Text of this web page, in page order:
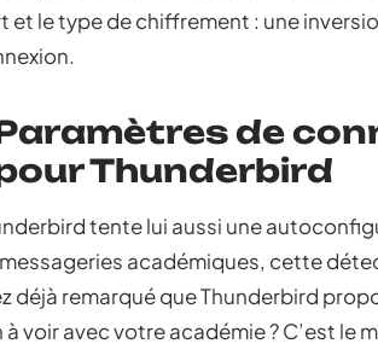
et le type de chiffrement : une
de
Thunderbird
tente lui aussi une
académiques, cette
déjà remarqué que Thunderbird
à voir avec votre académie ? C’est le